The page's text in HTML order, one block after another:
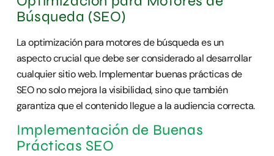
Búsqueda (SEO)
La optimización para motores de búsqueda es un
aspecto crucial que debe ser considerado al desarrollar
cualquier sitio web. Implementar buenas prácticas de
SEO no solo mejora la visibilidad, sino que también
garantiza que el contenido llegue a la audiencia correcta.
Implementación de Buenas
Prácticas SEO